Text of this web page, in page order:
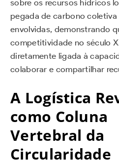
sobre os recursos hídricos
pegada de carbono coletiva
envolvidas, demonstrando
competitividade no século
diretamente ligada à
colaborar e compartilhar
A Logística
como Coluna
Vertebral da
Circularidade